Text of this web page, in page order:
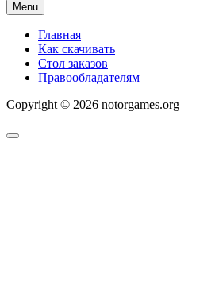
Menu
Главная
Как скачивать
Стол заказов
Правообладателям
Copyright © 2026 notorgames.org
Scroll